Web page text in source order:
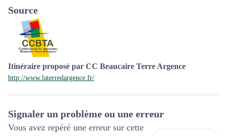
Source
Itinéraire proposé par CC Beaucaire Terre Argence
http://www.laterredargence.fr/
Signaler un problème ou une erreur
Vous avez repéré une erreur sur cette